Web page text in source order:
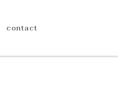
contact